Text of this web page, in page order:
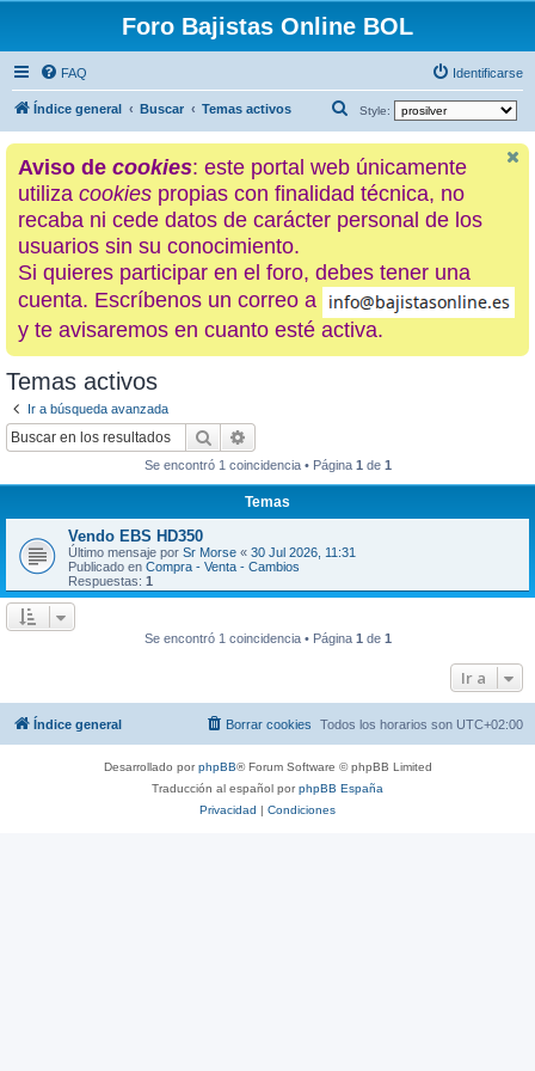
Foro Bajistas Online BOL
FAQ Identificarse
Índice general Buscar Temas activos Style:
u
c
a
Aviso de cookies: este portal web únicamente
utiliza cookies propias con finalidad técnica, no
recaba ni cede datos de carácter personal de los
usuarios sin su conocimiento.
Si quieres participar en el foro, debes tener una
cuenta. Escríbenos un correo a
y te avisaremos en cuanto esté activa.
Temas activos
Ir a búsqueda avanzada
Buscar
Se encontró 1 coincidencia • Página 1 de 1
Temas
Vendo EBS HD350
Último mensaje por Sr Morse « 30 Jul 2026, 11:31
Publicado en Compra - Venta - Cambios
Respuestas: 1
Se encontró 1 coincidencia • Página 1 de 1
Ir a
Índice general Todos los horarios son UTC+02:00
Borrar cookies
Desarrollado porphpBB® Forum Software © phpBB Limited
Traducción al español porphpBB España
Privacidad | Condiciones